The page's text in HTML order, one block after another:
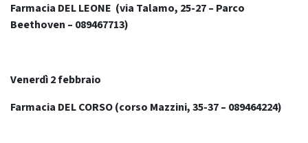
Farmacia DEL LEONE (via Talamo, 25-27 – Parco
Beethoven – 089467713)
Venerdì 2 febbraio
Farmacia DEL CORSO (corso Mazzini, 35-37 – 089464224)